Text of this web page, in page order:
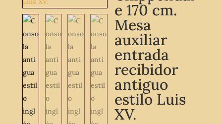
e 170 cm.
Mesa
auxiliar
entrada
recibidor
antiguo
estilo Luis
XV.